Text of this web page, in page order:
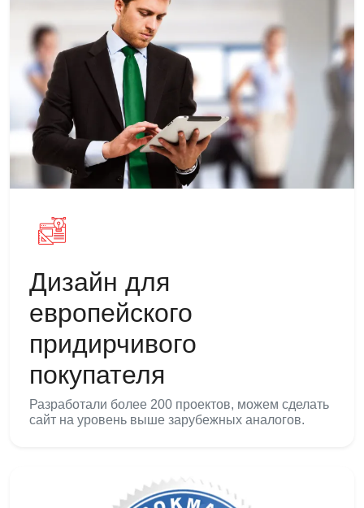
Дизайн для
европейского
придирчивого
покупателя
Разработали более 200 проектов, можем сделать
сайт на уровень выше зарубежных аналогов.